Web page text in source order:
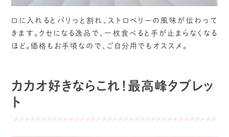
口に入れるとパリっと割れ、ストロベリーの風味が伝わって
きます。クセになる逸品で、一枚食べると手が止まらなくなる
ほど。価格もお手頃なので、ご自分用でもオススメ。
カカオ好きならこれ！最高峰タブレッ
ト